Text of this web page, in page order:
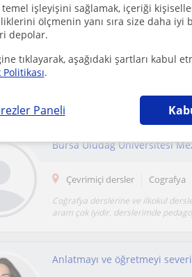
işleyişini sağlamak, içeriği
ölçmenin yanı sıra size daha iyi
depolar.
tıklayarak, aşağıdaki şartları kabul
.
Paneli
Bu aramayı kaydet ve yeni
tutors who give lessons online
Çevrimiçi dersler Cografya
Coğrafya derslerine ve ilkokul
aram çok iyidir, derslerimde
Anlatmayı ve öğretmeyi